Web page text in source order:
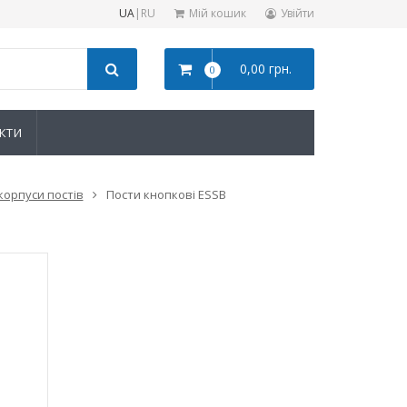
UA| RU Мій кошик Увійти
0 0,00 грн.
постів Пости кнопкові ESSB